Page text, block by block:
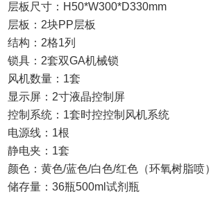
层板尺寸：H50*W300*D330mm
层板：2块PP层板
结构：2格1列
锁具：2套双GA机械锁
风机数量：1套
显示屏：2寸液晶控制屏
控制系统：1套时控控制风机系统
电源线：1根
静电夹：1套
颜色：黄色/蓝色/白色/红色（环氧树脂喷）
储存量：36瓶500ml试剂瓶